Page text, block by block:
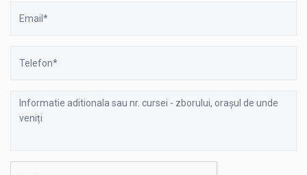
Informatie
aditionala